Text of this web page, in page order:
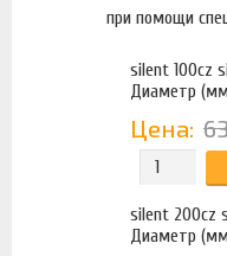
при помощи
silent 100cz
Диаметр
Цена:
silent 200cz
Диаметр